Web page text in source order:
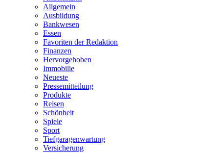
Allgemein
Ausbildung
Bankwesen
Essen
Favoriten der Redaktion
Finanzen
Hervorgehoben
Immobilie
Neueste
Pressemitteilung
Produkte
Reisen
Schönheit
Spiele
Sport
Tiefgaragenwartung
Versicherung